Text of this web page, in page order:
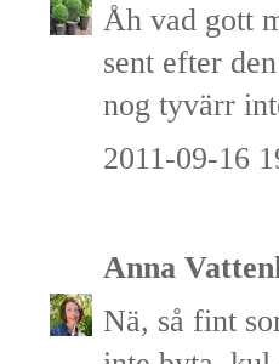
Åh vad gott
sent efter
nog tyvärr
2011-09-16
Anna
Nä, så fint